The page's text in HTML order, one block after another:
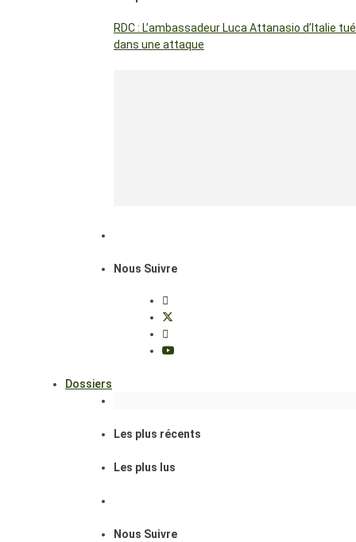
RDC : L’ambassadeur Luca Attanasio d’Italie tué
dans une attaque
Nous Suivre
Dossiers
Les plus récents
Les plus lus
Nous Suivre